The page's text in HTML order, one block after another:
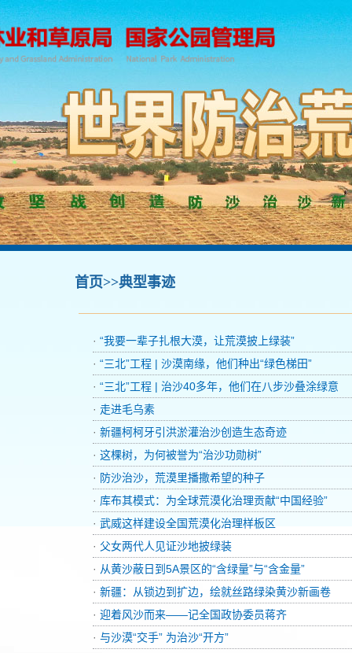
首页>>典型事迹
· “我要一辈子扎根大漠，让荒漠披上绿装”
· “三北”工程 | 沙漠南缘，他们种出“绿色梯田”
· “三北”工程 | 治沙40多年，他们在八步沙叠涂绿意
· 走进毛乌素
· 新疆柯柯牙引洪淤灌治沙创造生态奇迹
· 这棵树，为何被誉为“治沙功勋树”
· 防沙治沙，荒漠里播撒希望的种子
· 库布其模式：为全球荒漠化治理贡献“中国经验”
· 武威这样建设全国荒漠化治理样板区
· 父女两代人见证沙地披绿装
· 从黄沙蔽日到5A景区的“含绿量”与“含金量”
· 新疆：从锁边到扩边，绘就丝路绿染黄沙新画卷
· 迎着风沙而来——记全国政协委员蒋齐
· 与沙漠“交手” 为治沙“开方”